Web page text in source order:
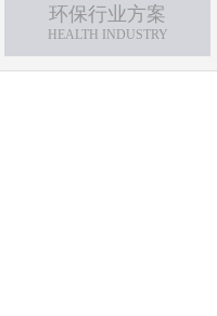
环保行业方案
HEALTH INDUSTRY